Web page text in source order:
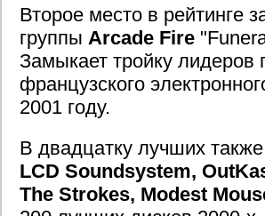
Второе место в рейтинге
группы Arcade Fire
Замыкает тройку лидеров
французского
2001 году.
В двадцатку лучших
LCD Soundsystem,
The Strokes, Modest